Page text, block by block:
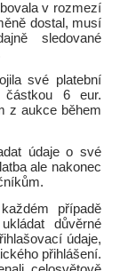
v rozmezí
dostal, musí
sledované
své platební
6 eur.
z aukce během
údaje o své
ale nakonec
případě
důvěrné
údaje,
přihlášení.